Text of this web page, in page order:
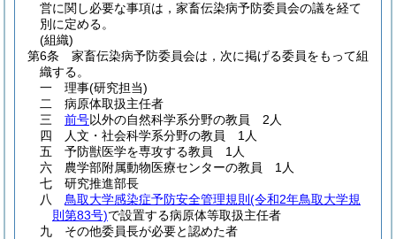
営に関し必要な事項は，家畜伝染病予防委員会の議を経て
別に定める。
(組織)
第6条
家畜伝染病予防委員会は，次に掲げる委員をもって組
織する。
一
理事(研究担当)
二
病原体取扱主任者
三
前号以外の自然科学系分野の教員 2人
四
人文・社会科学系分野の教員 1人
五
予防獣医学を専攻する教員 1人
六
農学部附属動物医療センターの教員 1人
七
研究推進部長
八
鳥取大学感染症予防安全管理規則 (令和2年鳥取大学規
則第83号)で設置する病原体等取扱主任者
九
その他委員長が必要と認めた者